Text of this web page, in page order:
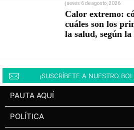
jueves 6 de agosto, 2026
Calor extremo:
cuáles son los
la salud, según
¡SUSCRÍBETE A NUESTRO
PAUTA AQUÍ
POLÍTICA